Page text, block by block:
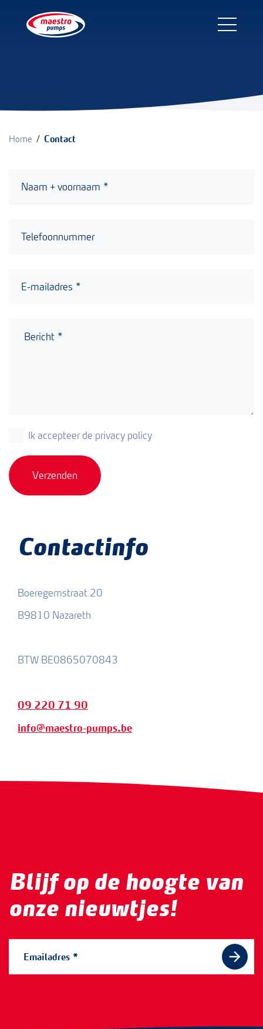
Home / Contact
Contactinfo
Boeregemstraat 20
B9810 Nazareth
BTW BE0865070843
09 220 71 90
info@maestro-pumps.be
Ik accepteer de privacy policy
Verzenden
Blijf op de hoogte van
onze nieuwtjes!